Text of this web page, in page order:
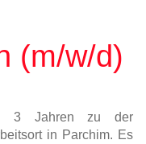
(m/w/d)
3 Jahren zu der
in Parchim. Es